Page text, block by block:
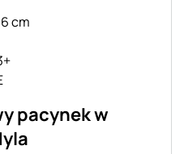
cm
pacynek w